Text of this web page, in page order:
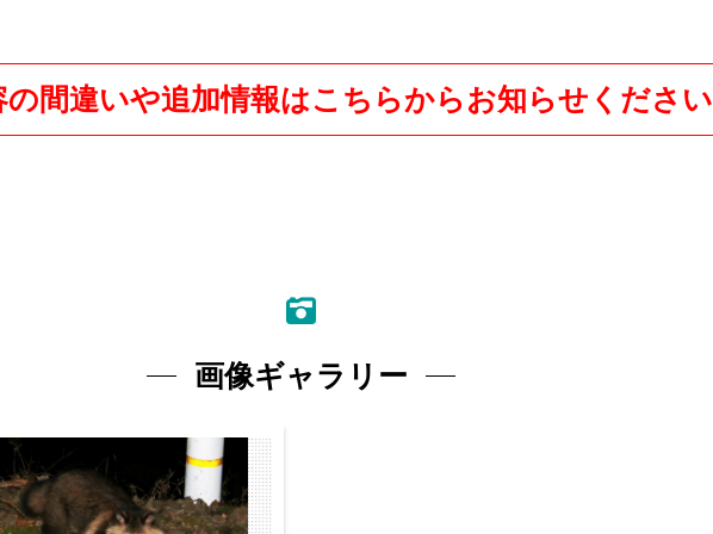
の間違いや追加情報はこちらからお知らせください
画像ギャラリー